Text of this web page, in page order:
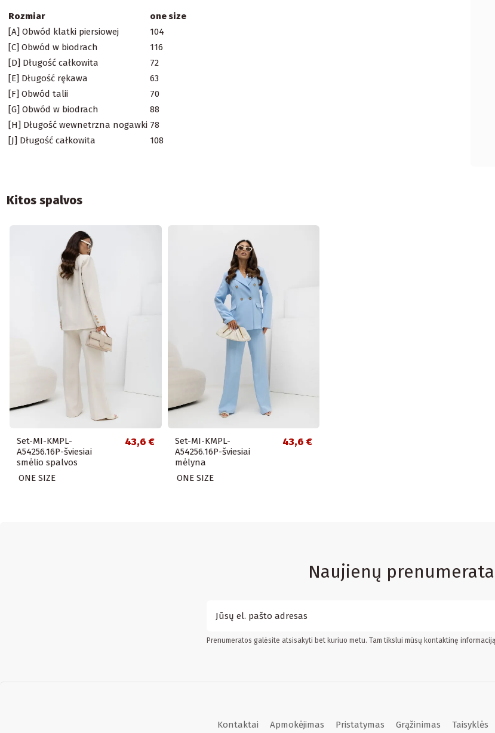
Rozmiar
one size
[A] Obwód klatki piersiowej
104
[C] Obwód w biodrach
116
[D] Długość całkowita
72
[E] Długość rękawa
63
[F] Obwód talii
70
[G] Obwód w biodrach
88
[H] Długość wewnetrzna nogawki 78
[J] Długość całkowita
108
Kitos spalvos
Set-MI-KMPL-
A54256.16P-šviesiai
smėlio spalvos
43,6 €
ONE SIZE
Set-MI-KMPL-
A54256.16P-šviesiai
mėlyna
43,6 €
ONE SIZE
Naujienų prenumerata
Prenumeratos galėsite atsisakyti bet kuriuo metu. Tam tikslui mūsų kontaktinę
Kontaktai Apmokėjimas Pristatymas Grąžinimas Taisyklės